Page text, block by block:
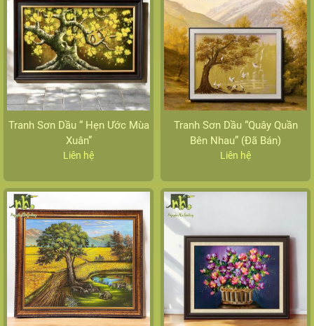
Tranh Sơn Dầu “ Hẹn Ước Mùa
Xuân”
Liên hệ
Tranh Sơn Dầu “Quây Quần
Bên Nhau” (Đã Bán)
Liên hệ